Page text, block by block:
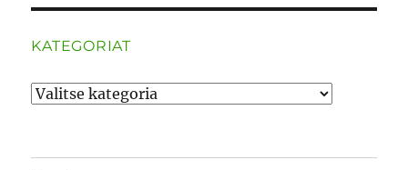
KATEGORIAT
Kategoriat